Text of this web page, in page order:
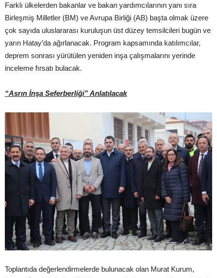
Farklı ülkelerden bakanlar ve bakan yardımcılarının yanı sıra
Birleşmiş Milletler (BM) ve Avrupa Birliği (AB) başta olmak üzere
çok sayıda uluslararası kuruluşun üst düzey temsilcileri bugün ve
yarın Hatay’da ağırlanacak. Program kapsamında katılımcılar,
deprem sonrası yürütülen yeniden inşa çalışmalarını yerinde
inceleme fırsatı bulacak.
“Asrın İnşa Seferberliği” Anlatılacak
Toplantıda değerlendirmelerde bulunacak olan Murat Kurum,